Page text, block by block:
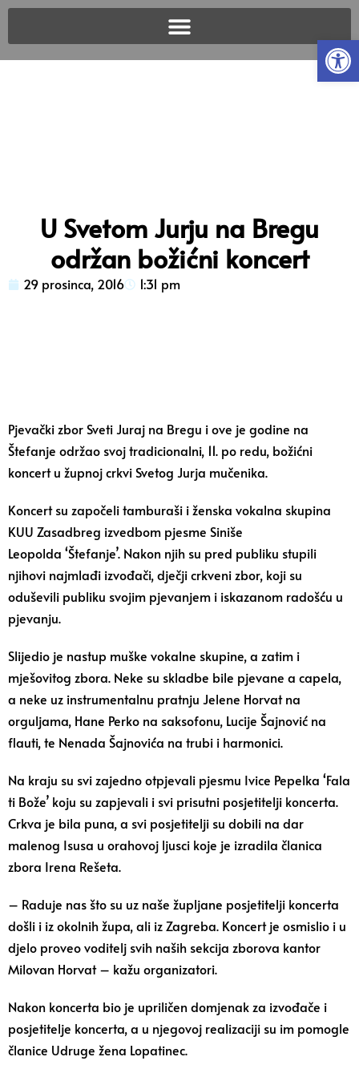
U Svetom Jurju na Bregu
održan božićni koncert
29 prosinca, 2016 1:31 pm
Pjevački zbor Sveti Juraj na Bregu i ove je godine na
Štefanje održao svoj tradicionalni, 11. po redu, božićni
koncert u župnoj crkvi Svetog Jurja mučenika.
Koncert su započeli tamburaši i ženska vokalna skupina
KUU Zasadbreg izvedbom pjesme Siniše
Leopolda ‘Štefanje’. Nakon njih su pred publiku stupili
njihovi najmlađi izvođači, dječji crkveni zbor, koji su
oduševili publiku svojim pjevanjem i iskazanom radošću u
pjevanju.
Slijedio je nastup muške vokalne skupine, a zatim i
mješovitog zbora. Neke su skladbe bile pjevane a capela,
a neke uz instrumentalnu pratnju Jelene Horvat na
orguljama, Hane Perko na saksofonu, Lucije Šajnović na
flauti, te Nenada Šajnovića na trubi i harmonici.
Na kraju su svi zajedno otpjevali pjesmu Ivice Pepelka ‘Fala
ti Bože’ koju su zapjevali i svi prisutni posjetitelji koncerta.
Crkva je bila puna, a svi posjetitelji su dobili na dar
malenog Isusa u orahovoj ljusci koje je izradila članica
zbora Irena Rešeta.
– Raduje nas što su uz naše župljane posjetitelji koncerta
došli i iz okolnih župa, ali iz Zagreba. Koncert je osmislio i u
djelo proveo voditelj svih naših sekcija zborova kantor
Milovan Horvat – kažu organizatori.
Nakon koncerta bio je upriličen domjenak za izvođače i
posjetitelje koncerta, a u njegovoj realizaciji su im pomogle
članice Udruge žena Lopatinec.